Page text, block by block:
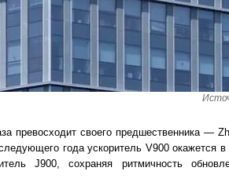
превосходит своего предшественника —
года ускоритель V900 окажется
J900, сохраняя ритмичность